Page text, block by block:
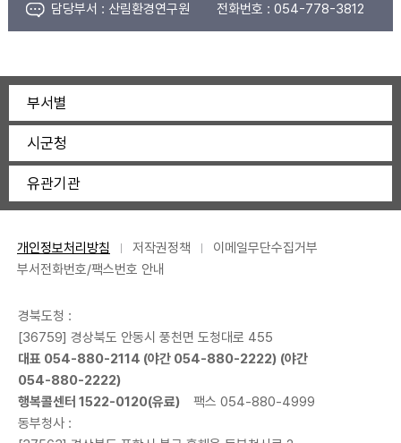
담당부서 : 산림환경연구원 전화번호 : 054-778-3812
부서별
시군청
유관기관
개인정보처리방침 저작권정책
이메일무단수집거부
부서전화번호/팩스번호 안내
경북도청 :
[36759] 경상북도 안동시 풍천면 도청대로 455
대표 054-880-2114 (야간 054-880-2222) (야간
054-880-2222)
행복콜센터 1522-0120(유료)
팩스 054-880-4999
동부청사 :